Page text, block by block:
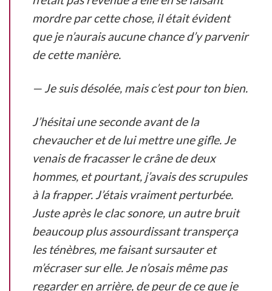
mordre par cette chose, il était évident
que je n’aurais aucune chance d’y parvenir
de cette manière.
— Je suis désolée, mais c’est pour ton bien.
J’hésitai une seconde avant de la
chevaucher et de lui mettre une gifle. Je
venais de fracasser le crâne de deux
hommes, et pourtant, j’avais des scrupules
à la frapper. J’étais vraiment perturbée.
Juste après le clac sonore, un autre bruit
beaucoup plus assourdissant transperça
les ténèbres, me faisant sursauter et
m’écraser sur elle. Je n’osais même pas
regarder en arrière, de peur de ce que je